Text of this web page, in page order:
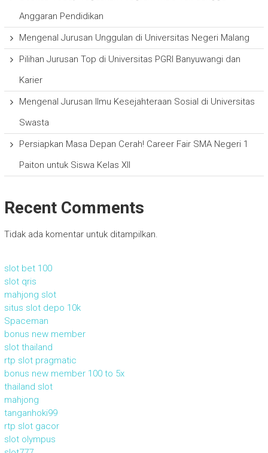
Anggaran Pendidikan
Mengenal Jurusan Unggulan di Universitas Negeri Malang
Pilihan Jurusan Top di Universitas PGRI Banyuwangi dan
Karier
Mengenal Jurusan Ilmu Kesejahteraan Sosial di Universitas
Swasta
Persiapkan Masa Depan Cerah! Career Fair SMA Negeri 1
Paiton untuk Siswa Kelas XII
Recent Comments
Tidak ada komentar untuk ditampilkan.
slot bet 100
slot qris
mahjong slot
situs slot depo 10k
Spaceman
bonus new member
slot thailand
rtp slot pragmatic
bonus new member 100 to 5x
thailand slot
mahjong
tanganhoki99
rtp slot gacor
slot olympus